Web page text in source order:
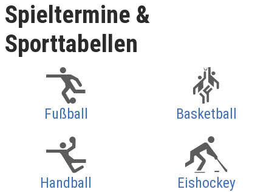
Spieltermine &
Sporttabellen
Fußball Basketball
Handball Eishockey